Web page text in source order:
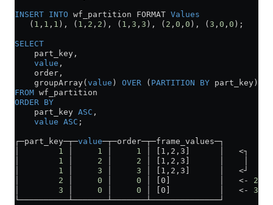
INSERT INTO wf_partition FORMAT Values
   (
1 , 1 , 1 ), ( 1 , 2 , 2 ), ( 1 , 3 , 3 ), ( 2 , 0 , 0 ), ( 3 , 0 , 0 );
SELECT
    part_key,
    value
,
    order,
    groupArray(
value ) OVER ( PARTITION BY part_key)
FROM wf_partition
ORDER BY
    part_key
ASC ,
    value
ASC ;
┌─part_key─┬─value─┬─order─┬─frame_values─┐
1 1 1 │ [1,2,3]      │ <┐
1 2 2 │ [1,2,3]      │    │
1 3 3 │ [1,2,3]      │ <┘
2 0 0 │ [0]          │ <- 2
3 0 0 │ [0]          │ <- 3
└──────────┴───────┴───────┴──────────────┘